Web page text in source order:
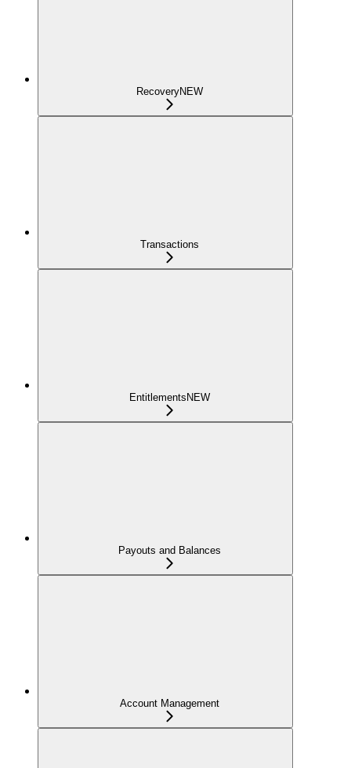
RecoveryNEW
Transactions
EntitlementsNEW
Payouts and Balances
Account Management